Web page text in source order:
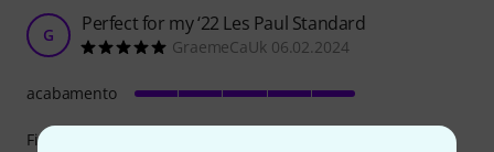
G Perfect for my ‘22 Les Paul Standard
GraemeCaUk 06.02.2024
Fixes the tuning instability on my beloved ‘22 Les Paul
acabamento